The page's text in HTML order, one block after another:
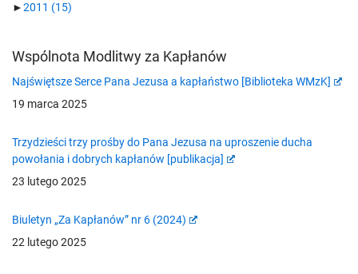
►2011 (15)
Wspólnota Modlitwy za Kapłanów
Najświętsze Serce Pana Jezusa a kapłaństwo [Biblioteka WMzK]
19 marca 2025
Trzydzieści trzy prośby do Pana Jezusa na uproszenie ducha
powołania i dobrych kapłanów [publikacja]
23 lutego 2025
Biuletyn „Za Kapłanów” nr 6 (2024)
22 lutego 2025